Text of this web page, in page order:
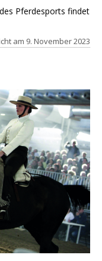
Pferdesports findet
am 9. November 2023